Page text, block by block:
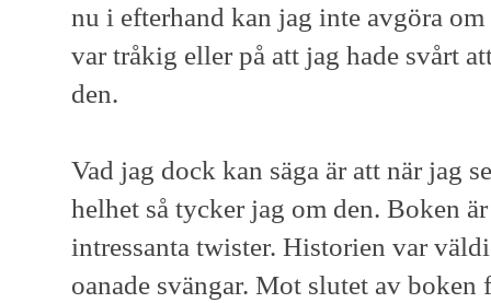
nu i efterhand kan jag inte avgöra
var tråkig eller på att jag hade svårt
den.
Vad jag dock kan säga är att när jag
helhet så tycker jag om den. Boken
intressanta twister. Historien var
oanade svängar. Mot slutet av